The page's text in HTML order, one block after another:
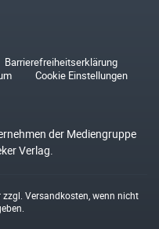
Barrierefreiheitserklärung
Cookie Einstellungen
der Mediengruppe
Verlag.
Versandkosten , wenn nicht